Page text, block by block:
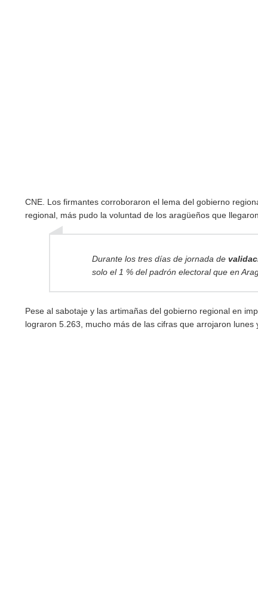
CNE. Los firmantes corroboraron el lema del gobierno
regional, más pudo la voluntad de los aragüeños que
Durante los tres días de jornada de
solo el 1 % del padrón electoral que en
Pese al sabotaje y las artimañas del gobierno regional en
lograron 5.263, mucho más de las cifras que arrojaron lunes